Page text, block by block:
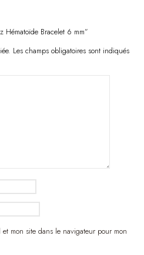
Hématoïde Bracelet 6 mm”
Les champs obligatoires sont indiqués
mon site dans le navigateur pour mon